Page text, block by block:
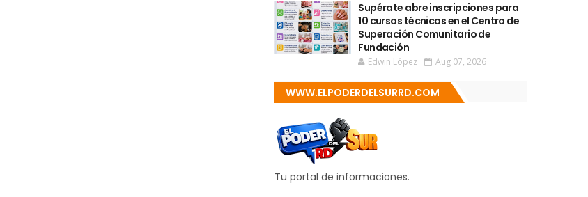
Supérate abre inscripciones para
10 cursos técnicos en el Centro de
Superación Comunitario de
Fundación
Edwin López Aug 07, 2026
WWW.ELPODERDELSURRD.COM
Tu portal de informaciones.